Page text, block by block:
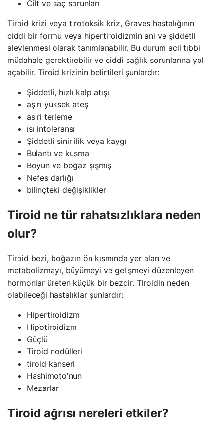
Cilt ve saç sorunları
Tiroid krizi veya tirotoksik kriz, Graves hastalığının
ciddi bir formu veya hipertiroidizmin ani ve şiddetli
alevlenmesi olarak tanımlanabilir. Bu durum acil tıbbi
müdahale gerektirebilir ve ciddi sağlık sorunlarına yol
açabilir. Tiroid krizinin belirtileri şunlardır:
Şiddetli, hızlı kalp atışı
aşırı yüksek ateş
asiri terleme
ısı intoleransı
Şiddetli sinirlilik veya kaygı
Bulantı ve kusma
Boyun ve boğaz şişmiş
Nefes darlığı
bilinçteki değişiklikler
Tiroid ne tür rahatsızlıklara neden
olur?
Tiroid bezi, boğazın ön kısmında yer alan ve
metabolizmayı, büyümeyi ve gelişmeyi düzenleyen
hormonlar üreten küçük bir bezdir. Tiroidin neden
olabileceği hastalıklar şunlardır:
Hipertiroidizm
Hipotiroidizm
Güçlü
Tiroid nodülleri
tiroid kanseri
Hashimoto'nun
Mezarlar
Tiroid ağrısı nereleri etkiler?